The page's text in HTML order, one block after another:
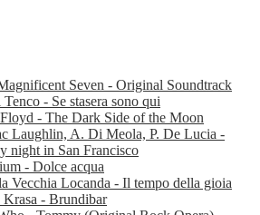
Seven - Original Soundtrack
- Se stasera sono qui
- The Dark Side of the Moon
Laughlin, A. Di Meola, P. De Lucia -
night in San Francisco
- Dolce acqua
Vecchia Locanda - Il tempo della gioia
Krasa - Brundibar